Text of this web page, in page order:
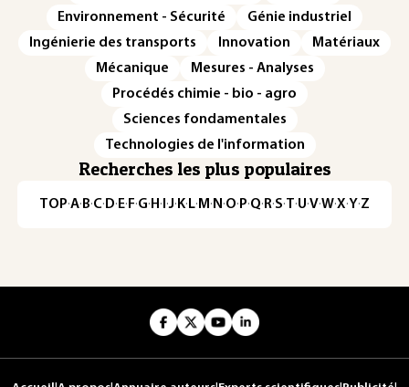
Environnement - Sécurité
Génie industriel
Ingénierie des transports
Innovation
Matériaux
Mécanique
Mesures - Analyses
Procédés chimie - bio - agro
Sciences fondamentales
Technologies de l'information
Recherches les plus populaires
TOP·A·B·C· D· E· F·G· H · ·J· K· L· M · N ·O· P·Q· R·S·T·U·V·W·X·Y·Z